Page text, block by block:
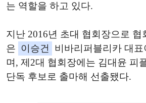
는 역할을 하고 있다.
지난 2016년 초대 협회장으로 협
은 이승건
비바리퍼블리카 대
며, 제2대 협회장에는 김대윤 피
단독 후보로 출마해 선출됐다.